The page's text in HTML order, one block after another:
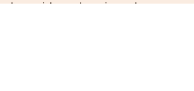
kennzeichnen, dass niemand